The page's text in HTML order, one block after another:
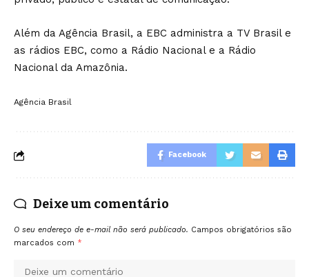
Além da Agência Brasil, a EBC administra a TV Brasil e
as rádios EBC, como a Rádio Nacional e a Rádio
Nacional da Amazônia.
Agência Brasil
Facebook
Deixe um comentário
O seu endereço de e-mail não será publicado. Campos obrigatórios são
marcados com *